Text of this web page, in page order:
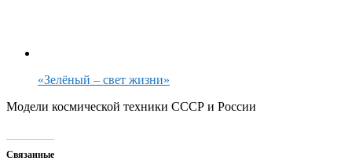
«Зелёный – свет жизни»
Модели космической техники СССР и России
Связанные